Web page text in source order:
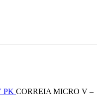
PK CORREIA MICRO V –